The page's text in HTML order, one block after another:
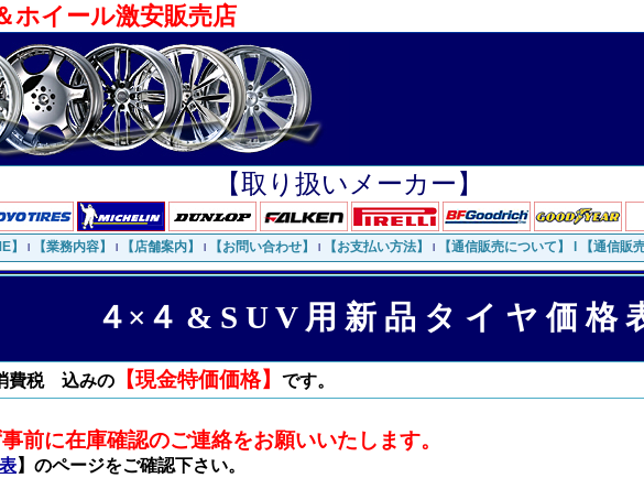
ホイール激安販売店
【取り扱いメーカー】
】 l 【業務内容】 l 【店舗案内】 l 【お問い合わせ】 l 【お支払い方法】 l 【通信販売について】 l 【通信販
４×４ & S U V 用 新 品 タ イ ヤ 価 格
費税 込みの 【現金特価価格】 です。
に在庫確認のご連絡をお願いいたします。
】のページをご確認下さい。